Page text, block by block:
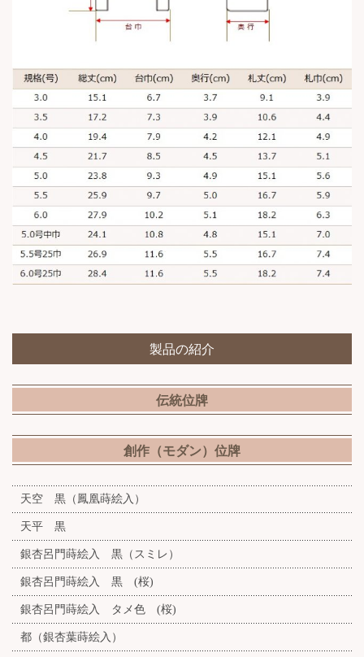
製品の紹介
伝統位牌
創作（モダン）位牌
天空 黒（鳳凰蒔絵入）
天平 黒
銀杏呂門蒔絵入 黒（スミレ）
銀杏呂門蒔絵入 黒 (桜)
銀杏呂門蒔絵入 タメ色 (桜)
都（銀杏葉蒔絵入）